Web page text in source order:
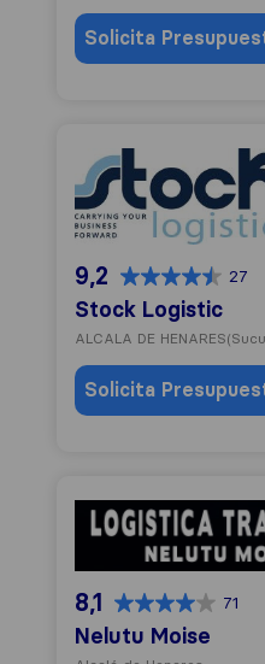
Solicita
Stock Logistic
9,2 27
Stock Logistic
ALCALA DE HENARES
Solicita
Nelutu Moise
8,1 71
Nelutu Moise